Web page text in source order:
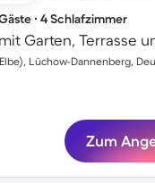
∙ 4 Schlafzimmer
Garten, Terrasse
Lüchow-Dannenberg,
Zum